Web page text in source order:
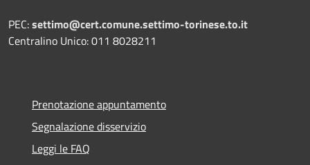
PEC:settimo@cert.comune.settimo-torinese.to.it
Centralino Unico: 011 8028211
Prenotazione appuntamento
Segnalazione disservizio
Leggi le FAQ